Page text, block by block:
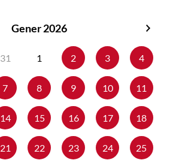
Gener 2026
31 1 2 3 4
7 8 9 10 11
14 15 16 17 18
21 22 23 24 25